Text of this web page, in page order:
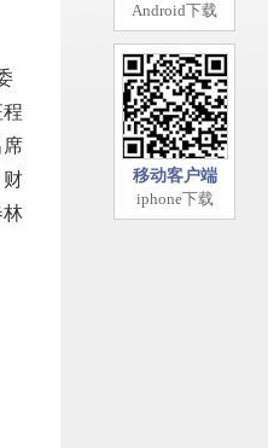
席
财
林
Android下载
移动客户端
iphone下载